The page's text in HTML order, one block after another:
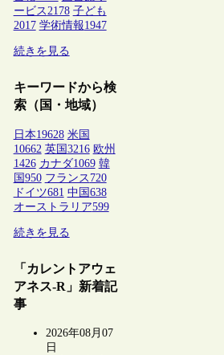
ービス2178 子ども
2017 学術情報1947
続きを見る
キーワードから検
索（国・地域）
日本19628 米国
10662 英国3216 欧州
1426 カナダ1069 韓
国950 フランス 720
ドイツ681 中国638
オーストラリア599
続きを見る
「カレントアウェ
アネス-R」新着記
事
2026年08月07
日